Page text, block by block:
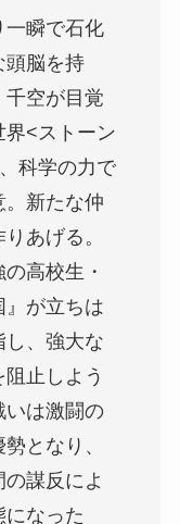
一瞬で石化
脳を持
千空が目覚
界<ストーン
科学の力で
。新たな仲
あげる。
高校生・
』が立ちは
し、強大な
止しよう
いは激闘の
となり、
謀反によ
になった